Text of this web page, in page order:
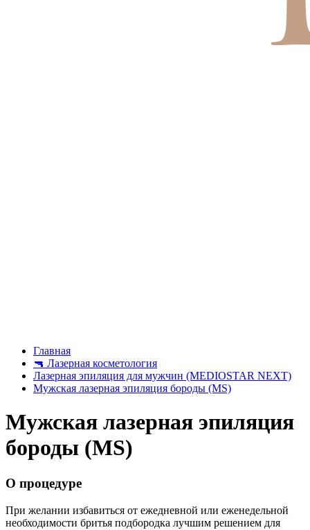
Главная
🔫 Лазерная косметология
Лазерная эпиляция для мужчин (MEDIOSTAR NEXT)
Мужская лазерная эпиляция бороды (MS)
Мужская лазерная эпиляция
бороды (MS)
О процедуре
При желании избавиться от ежедневной или еженедельной
необходимости бритья подбородка лучшим решением для